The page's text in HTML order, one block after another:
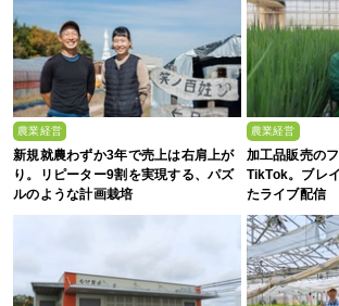
農業経営
新規就農わずか3年で売上は右肩上が
り。リピーター9割を実現する、パズ
ルのような計画栽培
農業経営
加工品販売の
TikTok。ブレ
たライブ配信